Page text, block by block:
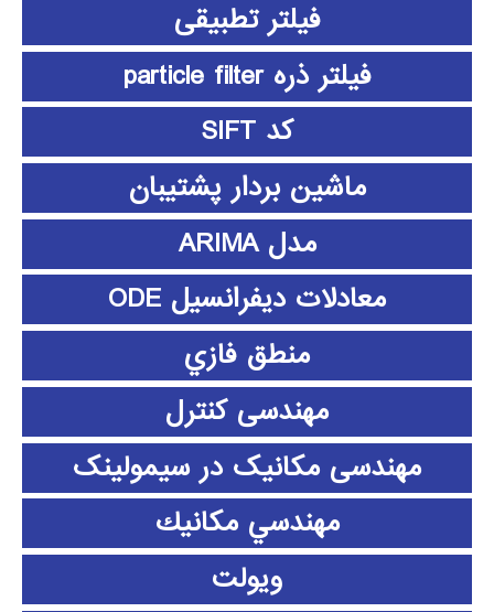
فیلتر تطبیقی
فیلتر ذره particle filter
کد SIFT
ماشین بردار پشتیبان
مدل ARIMA
معادلات دیفرانسیل ODE
منطق فازي
مهندسی کنترل
مهندسی مکانیک در سیمولینک
مهندسي مكانيك
ویولت